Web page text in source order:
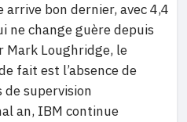
arrive bon dernier, avec 4,4
ne change guère depuis
Mark Loughridge, le
fait est l’absence de
de supervision
an, IBM continue